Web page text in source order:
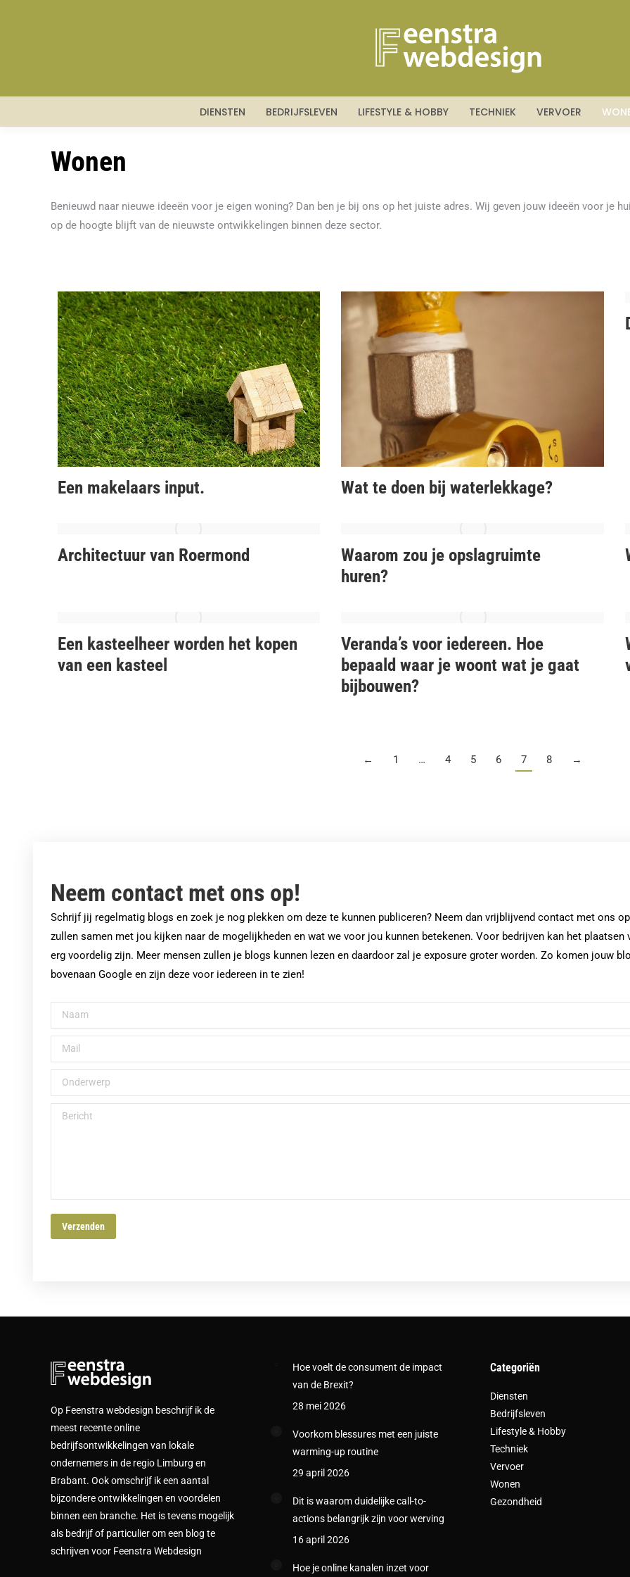
DIENSTEN BEDRIJFSLEVEN LIFESTYLE & HOBBY TECHNIEK VERVOER
Wonen
Benieuwd naar nieuwe ideeën voor je eigen woning? Dan ben je bij ons op het juiste adres. Wij geven jouw ideeën voor je
op de hoogte blijft van de nieuwste ontwikkelingen binnen deze sector.
Een makelaars input. Wat te doen bij waterlekkage?
Architectuur van Roermond
Waarom zou je opslagruimte
huren?
Een kasteelheer worden het kopen
van een kasteel
Veranda’s voor iedereen. Hoe
bepaald waar je woont wat je gaat
bijbouwen?
← 1 … 4 5 6 7 8 →
Neem contact met ons op!
Schrijf jij regelmatig blogs en zoek je nog plekken om deze te kunnen publiceren? Neem dan vrijblijvend contact met ons
zullen samen met jou kijken naar de mogelijkheden en wat we voor jou kunnen betekenen. Voor bedrijven kan het plaatsen
erg voordelig zijn. Meer mensen zullen je blogs kunnen lezen en daardoor zal je exposure groter worden. Zo komen jouw
bovenaan Google en zijn deze voor iedereen in te zien!
Op Feenstra webdesign beschrijf ik de
meest recente online
bedrijfsontwikkelingen van lokale
ondernemers in de regio Limburg en
Brabant. Ook omschrijf ik een aantal
bijzondere ontwikkelingen en voordelen
binnen een branche. Het is tevens mogelijk
als bedrijf of particulier om een blog te
schrijven voor Feenstra Webdesign
Hoe voelt de consument de impact
van de Brexit?
28 mei 2026
Voorkom blessures met een juiste
warming-up routine
29 april 2026
Dit is waarom duidelijke call-to-
actions belangrijk zijn voor werving
16 april 2026
Hoe je online kanalen inzet voor
Categoriën
Diensten
Bedrijfsleven
Lifestyle & Hobby
Techniek
Vervoer
Wonen
Gezondheid
DIENSTEN BEDRIJFSLEVEN